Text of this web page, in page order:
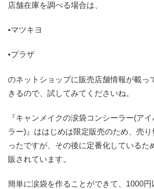
店舗在庫を調べる場合は、
•マツキヨ
•プラザ
のネットショップに販売店舗情報が載っ
きるので、試してみてくださいね。
『キャンメイクの涙袋コンシーラー(ア
ラー)』ははじめは限定販売のため、売
ったですが、その後に定番化しているた
販されています。
簡単に涙袋を作ることができて、1000円